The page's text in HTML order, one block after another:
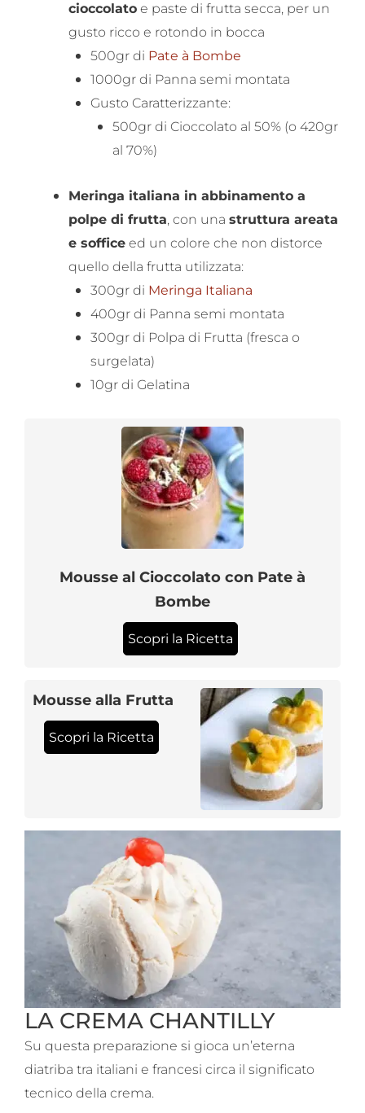
cioccolato e paste di frutta secca, per un
gusto ricco e rotondo in bocca
500gr di Pate à Bombe
1000gr di Panna semi montata
Gusto Caratterizzante:
500gr di Cioccolato al 50% (o 420gr
al 70%)
Meringa italiana in abbinamento a
polpe di frutta, con una struttura areata
e soffice ed un colore che non distorce
quello della frutta utilizzata:
300gr di Meringa Italiana
400gr di Panna semi montata
300gr di Polpa di Frutta (fresca o
surgelata)
10gr di Gelatina
Mousse al Cioccolato con Pate à
Bombe
Scopri la Ricetta
Mousse alla Frutta
Scopri la Ricetta
LA CREMA CHANTILLY
Su questa preparazione si gioca un’eterna
diatriba tra italiani e francesi circa il significato
tecnico della crema.